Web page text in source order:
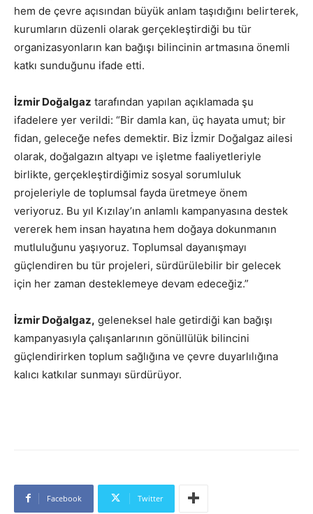
hem de çevre açısından büyük anlam taşıdığını belirterek,
kurumların düzenli olarak gerçekleştirdiği bu tür
organizasyonların kan bağışı bilincinin artmasına önemli
katkı sunduğunu ifade etti.
İzmir Doğalgaz tarafından yapılan açıklamada şu
ifadelere yer verildi: “Bir damla kan, üç hayata umut; bir
fidan, geleceğe nefes demektir. Biz İzmir Doğalgaz ailesi
olarak, doğalgazın altyapı ve işletme faaliyetleriyle
birlikte, gerçekleştirdiğimiz sosyal sorumluluk
projeleriyle de toplumsal fayda üretmeye önem
veriyoruz. Bu yıl Kızılay’ın anlamlı kampanyasına destek
vererek hem insan hayatına hem doğaya dokunmanın
mutluluğunu yaşıyoruz. Toplumsal dayanışmayı
güçlendiren bu tür projeleri, sürdürülebilir bir gelecek
için her zaman desteklemeye devam edeceğiz.”
İzmir Doğalgaz, geleneksel hale getirdiği kan bağışı
kampanyasıyla çalışanlarının gönüllülük bilincini
güçlendirirken toplum sağlığına ve çevre duyarlılığına
kalıcı katkılar sunmayı sürdürüyor.
Facebook Twitter